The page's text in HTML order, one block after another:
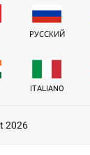
РУССКИЙ
ITALIANO
2026